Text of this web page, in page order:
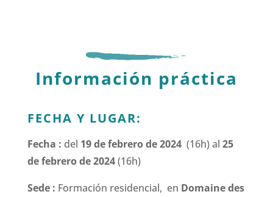
Información práctica
FECHA Y LUGAR:
Fecha : del 19 de febrero de 2024 (16h) al 25
de febrero de 2024(16h)
Sede : Formación residencial, en Domaine des